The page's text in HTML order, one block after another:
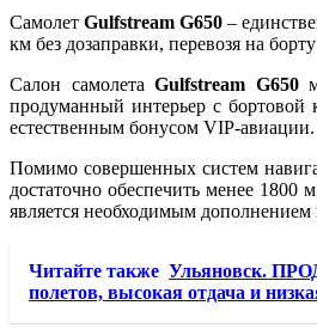
Самолет Gulfstream G650 –
км без дозаправки, перевозя на
Салон самолета Gulfstream G650
продуманный интерьер с бортовой
естественным бонусом VIP-авиации.
Помимо совершенных систем
достаточно обеспечить менее 1800
является необходимым
Читайте также Ульяновск.
полетов, высокая отдача и